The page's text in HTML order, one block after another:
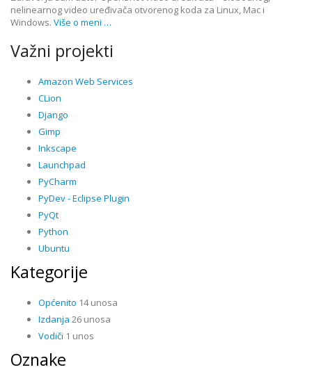
nelinearnog video uređivača otvorenog koda za Linux, Mac i
Windows. Više o meni …
Važni projekti
Amazon Web Services
CLion
Django
Gimp
Inkscape
Launchpad
PyCharm
PyDev - Eclipse Plugin
PyQt
Python
Ubuntu
Kategorije
Općenito 14 unosa
Izdanja 26 unosa
Vodiči 1 unos
Oznake